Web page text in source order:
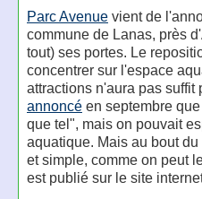
Parc Avenuevient de
commune de Lanas, près
tout) ses portes. Le
concentrer sur l'espace
attractions n'aura pas suffit
annoncéen septembre
que tel", mais on pouvait
aquatique. Mais au bout
et simple, comme on peut
est publié sur le site